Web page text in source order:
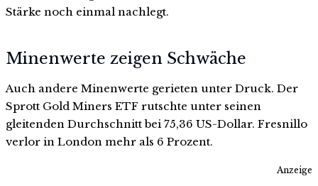
Stärke noch einmal nachlegt.
Minenwerte zeigen Schwäche
Auch andere Minenwerte gerieten unter Druck. Der
Sprott Gold Miners ETF rutschte unter seinen
gleitenden Durchschnitt bei 75,36 US-Dollar. Fresnillo
verlor in London mehr als 6 Prozent.
Anzeige